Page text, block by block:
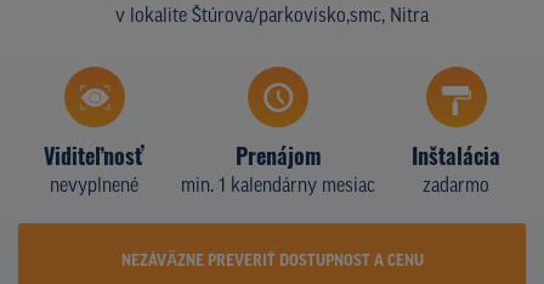
TYPY NOSIČOV
Z PRAXE
v lokalite Štúrova/parkovisko,smc, Nitra
Viditeľnosť
nevyplnené
Prenájom
min. 1 kalendárny mesiac
Inštalácia
zadarmo
NEZÁVÄZNE PREVERIŤ DOSTUPNOST A CENU